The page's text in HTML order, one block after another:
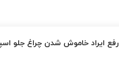
رفع ایراد خاموش شدن چراغ جلو